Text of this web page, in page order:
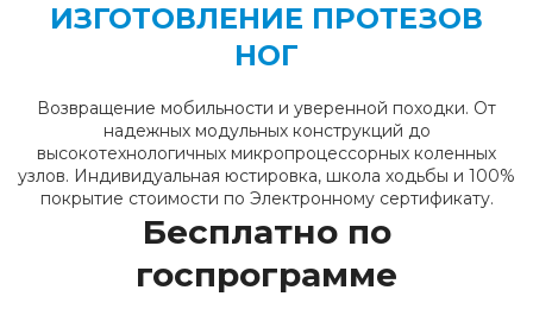
ИЗГОТОВЛЕНИЕ ПРОТЕЗОВ
НОГ
Возвращение мобильности и уверенной походки. От
надежных модульных конструкций до
высокотехнологичных микропроцессорных коленных
узлов. Индивидуальная юстировка, школа ходьбы и 100%
покрытие стоимости по Электронному сертификату.
Бесплатно по
госпрограмме